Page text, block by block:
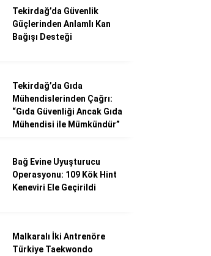
Tekirdağ’da Güvenlik
Güçlerinden Anlamlı Kan
Bağışı Desteği
Tekirdağ’da Gıda
Mühendislerinden Çağrı:
“Gıda Güvenliği Ancak Gıda
Mühendisi ile Mümkündür”
Bağ Evine Uyuşturucu
Operasyonu: 109 Kök Hint
Keneviri Ele Geçirildi
Malkaralı İki Antrenöre
Türkiye Taekwondo